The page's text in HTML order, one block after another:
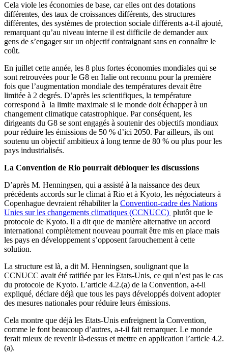
Cela viole les économies de base, car elles ont des dotations
différentes, des taux de croissances différents, des structures
différentes, des systèmes de protection sociale différents a-t-il ajouté,
remarquant qu’au niveau interne il est difficile de demander aux
gens de s’engager sur un objectif contraignant sans en connaître le
coût.
En juillet cette année, les 8 plus fortes économies mondiales qui se
sont retrouvées pour le G8 en Italie ont reconnu pour la première
fois que l’augmentation mondiale des températures devait être
limitée à 2 degrés. D’après les scientifiques, la température
correspond à la limite maximale si le monde doit échapper à un
changement climatique catastrophique. Par conséquent, les
dirigeants du G8 se sont engagés à soutenir des objectifs mondiaux
pour réduire les émissions de 50 % d’ici 2050. Par ailleurs, ils ont
soutenu un objectif ambitieux à long terme de 80 % ou plus pour les
pays industrialisés.
La Convention de Rio pourrait débloquer les discussions
D’après M. Henningsen, qui a assisté à la naissance des deux
précédents accords sur le climat à Rio et à Kyoto, les négociateurs à
Copenhague devraient réhabiliter la Convention-cadre des Nations
Unies sur les changements climatiques (CCNUCC) plutôt que le
protocole de Kyoto. Il a dit que de manière alternative un accord
international complètement nouveau pourrait être mis en place mais
les pays en développement s’opposent farouchement à cette
solution.
La structure est là, a dit M. Henningsen, soulignant que la
CCNUCC avait été ratifiée par les Etats-Unis, ce qui n’est pas le cas
du protocole de Kyoto. L’article 4.2.(a) de la Convention, a-t-il
expliqué, déclare déjà que tous les pays développés doivent adopter
des mesures nationales pour réduire leurs émissions.
Cela montre que déjà les Etats-Unis enfreignent la Convention,
comme le font beaucoup d’autres, a-t-il fait remarquer. Le monde
ferait mieux de revenir là-dessus et mettre en application l’article 4.2.
(a).